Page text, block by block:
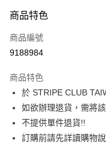
3 期 0 利率 每期
合作金庫商業銀行
上海商業儲蓄銀行
臺灣中小企業銀行
匯豐（台灣）商業銀行
聯邦商業銀行
元大商業銀行
玉山商業銀行
超商取貨付款
LINE Pay
Apple Pay
街口支付
悠遊付
商品特色
商品編號
9188984
商品特色
於 STRIPE CLUB
如欲辦理退貨，需將
不提供單件退貨!!
訂購前請先詳讀購物